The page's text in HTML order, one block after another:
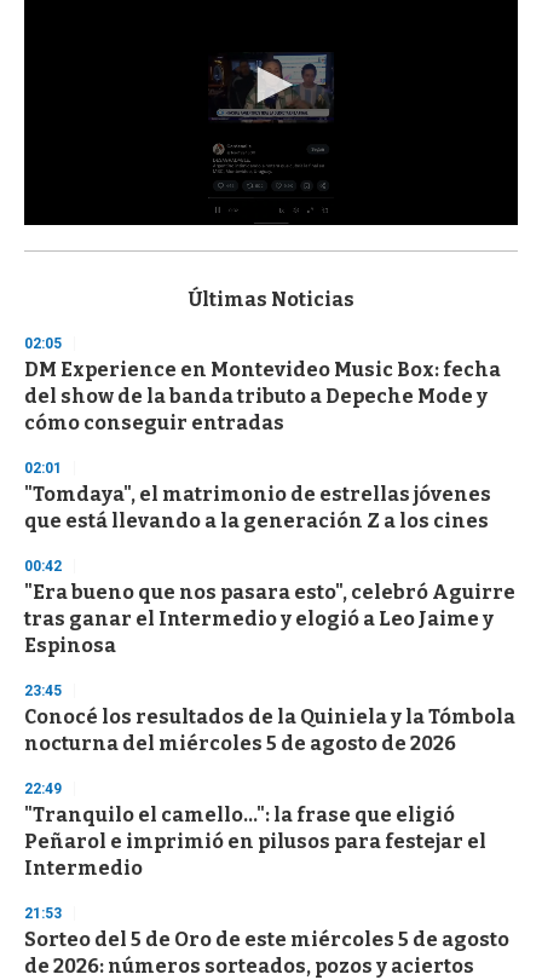
s
d
s
o
f
3
s
e
o
d
s
Últimas Noticias
02:05
DM Experience en Montevideo Music Box: fecha
del show de la banda tributo a Depeche Mode y
cómo conseguir entradas
02:01
"Tomdaya", el matrimonio de estrellas jóvenes
que está llevando a la generación Z a los cines
00:42
"Era bueno que nos pasara esto", celebró Aguirre
tras ganar el Intermedio y elogió a Leo Jaime y
Espinosa
23:45
Conocé los resultados de la Quiniela y la Tómbola
nocturna del miércoles 5 de agosto de 2026
22:49
"Tranquilo el camello...": la frase que eligió
Peñarol e imprimió en pilusos para festejar el
Intermedio
21:53
Sorteo del 5 de Oro de este miércoles 5 de agosto
de 2026: números sorteados, pozos y aciertos